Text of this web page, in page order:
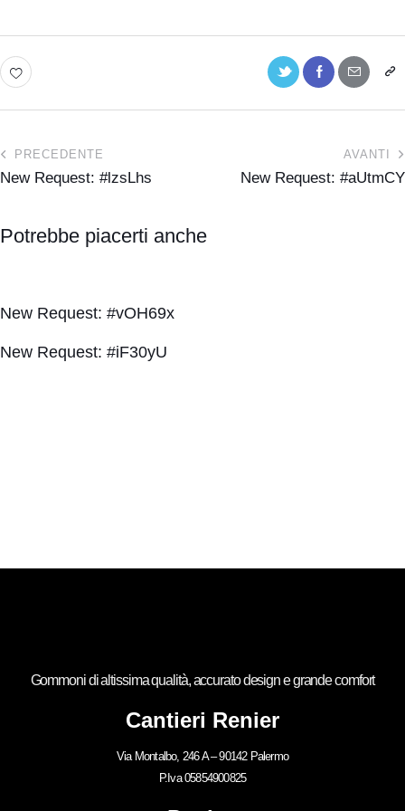
PRECEDENTE
New Request: #lzsLhs
AVANTI
New Request: #aUtmCY
Potrebbe piacerti anche
New Request: #vOH69x
New Request: #iF30yU
Gommoni di altissima qualità, accurato design e grande comfort
Cantieri Renier
Via Montalbo, 246 A – 90142 Palermo
P.Iva 05854900825